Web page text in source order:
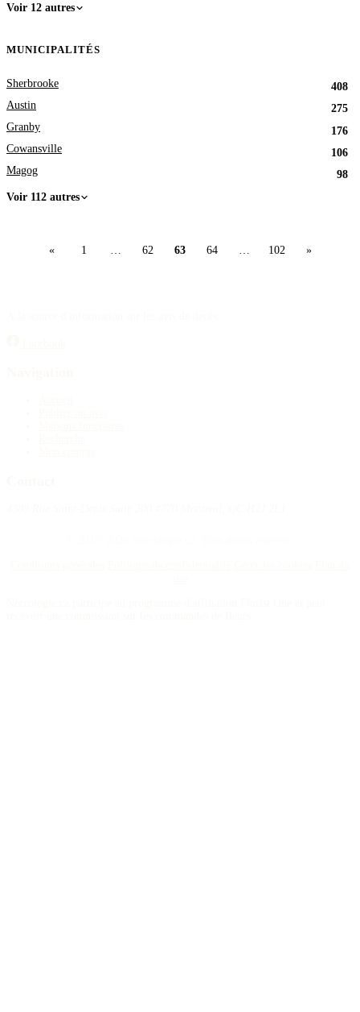
Voir 12 autres
MUNICIPALITÉS
Sherbrooke
408
Austin
275
Granby
176
Cowansville
106
Magog
98
Voir 112 autres
« 1 62 63 64 102 »